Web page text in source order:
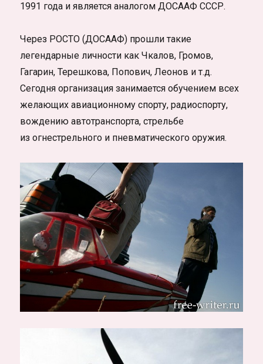
1991 года и является аналогом ДОСААФ СССР.
Через РОСТО (ДОСААФ) прошли такие
легендарные личности как Чкалов, Громов,
Гагарин, Терешкова, Попович, Леонов и т.д.
Сегодня организация занимается обучением всех
желающих авиационному спорту, радиоспорту,
вождению автотранспорта, стрельбе
из огнестрельного и пневматического оружия.